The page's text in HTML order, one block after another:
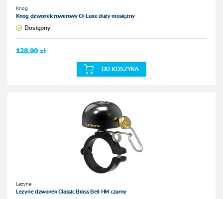
Knog
Knog dzwonek rowerowy Oi Luxe duży mosiężny
Dostępny
128,90 zł
DO KOSZYKA
Lezyne
Lezyne dzwonek Classic Brass Bell HM czarny